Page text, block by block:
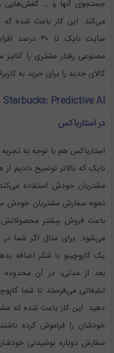
جستجوی آنها و … کفش‌هایی
می‌کند. این کار باعث شده که
سایت نایک تا
مصنوعی رفتار مشتری را
کالای جدید را برای خرید به
در استارباکس
استارباکس هم با توجه به
نایک که بالاتر توضیح دادیم
مشتریان خودش استفاده
نحوه سفارش مشتریان خودش
باعث فروش بیشتر
می‌شود. برای مثال اگر شما
یک کاپوچینو با شکر اضافه
بعد از مدتی، در آن
تبلیغاتی می‌فرستد تا شما
دهید. این کار باعث شده که
خودشان را فراموش کرده
سفارش دوباره نوشیدنی